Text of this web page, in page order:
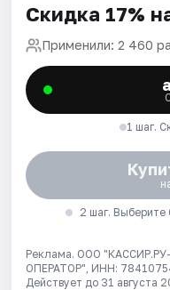
Скидка 17%
Применили: 2 460
1 шаг.
2 шаг. Выберите
Реклама. ООО
ОПЕРАТОР", ИНН:
Действует до 31 августа